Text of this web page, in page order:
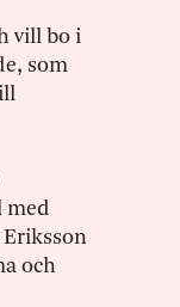
vill bo i
som
med
Eriksson
och